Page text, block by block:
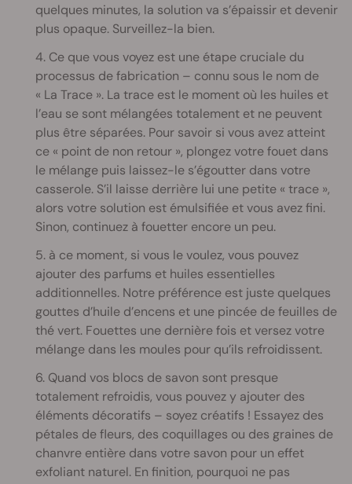
quelques minutes, la solution va s’épaissir et devenir
plus opaque. Surveillez-la bien.
4. Ce que vous voyez est une étape cruciale du
processus de fabrication – connu sous le nom de
« La Trace ». La trace est le moment où les huiles et
l’eau se sont mélangées totalement et ne peuvent
plus être séparées. Pour savoir si vous avez atteint
ce « point de non retour », plongez votre fouet dans
le mélange puis laissez-le s’égoutter dans votre
casserole. S’il laisse derrière lui une petite « trace »,
alors votre solution est émulsifiée et vous avez fini.
Sinon, continuez à fouetter encore un peu.
5. à ce moment, si vous le voulez, vous pouvez
ajouter des parfums et huiles essentielles
additionnelles. Notre préférence est juste quelques
gouttes d’huile d’encens et une pincée de feuilles de
thé vert. Fouettes une dernière fois et versez votre
mélange dans les moules pour qu’ils refroidissent.
6. Quand vos blocs de savon sont presque
totalement refroidis, vous pouvez y ajouter des
éléments décoratifs – soyez créatifs ! Essayez des
pétales de fleurs, des coquillages ou des graines de
chanvre entière dans votre savon pour un effet
exfoliant naturel. En finition, pourquoi ne pas